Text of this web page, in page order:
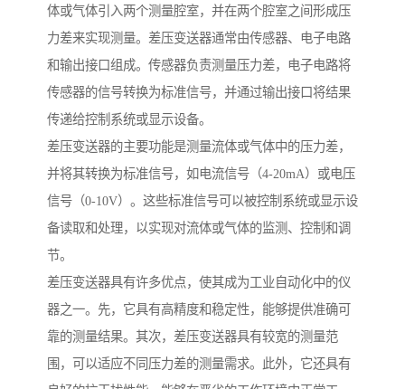
体或气体引入两个测量腔室，并在两个腔室之间形成压
力差来实现测量。差压变送器通常由传感器、电子电路
和输出接口组成。传感器负责测量压力差，电子电路将
传感器的信号转换为标准信号，并通过输出接口将结果
传递给控制系统或显示设备。
差压变送器的主要功能是测量流体或气体中的压力差，
并将其转换为标准信号，如电流信号（4-20mA）或电压
信号（0-10V）。这些标准信号可以被控制系统或显示设
备读取和处理，以实现对流体或气体的监测、控制和调
节。
差压变送器具有许多优点，使其成为工业自动化中的仪
器之一。先，它具有高精度和稳定性，能够提供准确可
靠的测量结果。其次，差压变送器具有较宽的测量范
围，可以适应不同压力差的测量需求。此外，它还具有